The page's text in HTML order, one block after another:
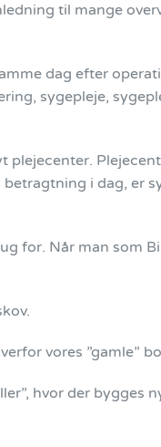
til mange
dag efter
sygepleje,
i dag, er
for. Når man som
vores ”gamle”
hvor der bygges